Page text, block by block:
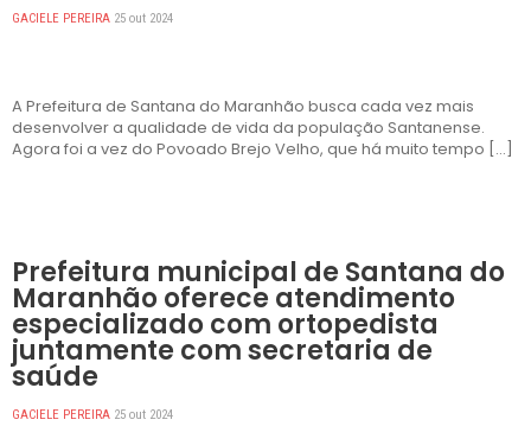
GACIELE PEREIRA 25 out 2024
A Prefeitura de Santana do Maranhão busca cada vez mais
desenvolver a qualidade de vida da população Santanense.
Agora foi a vez do Povoado Brejo Velho, que há muito tempo […]
Prefeitura municipal de Santana do
Maranhão oferece atendimento
especializado com ortopedista
juntamente com secretaria de
saúde
GACIELE PEREIRA 25 out 2024